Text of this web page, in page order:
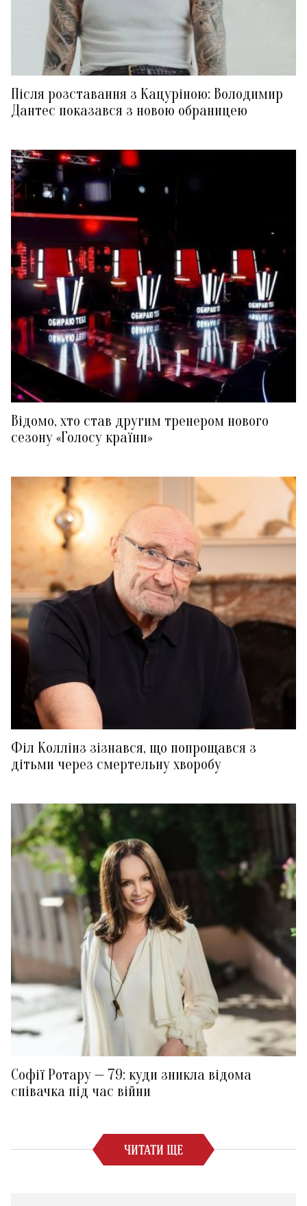
Після розставання з Кацуріною: Володимир
Дантес показався з новою обраницею
Відомо, хто став другим тренером нового
сезону «Голосу країни»
Філ Коллінз зізнався, що попрощався з
дітьми через смертельну хворобу
Софії Ротару — 79: куди зникла відома
співачка під час війни
ЧИТАТИ ЩЕ